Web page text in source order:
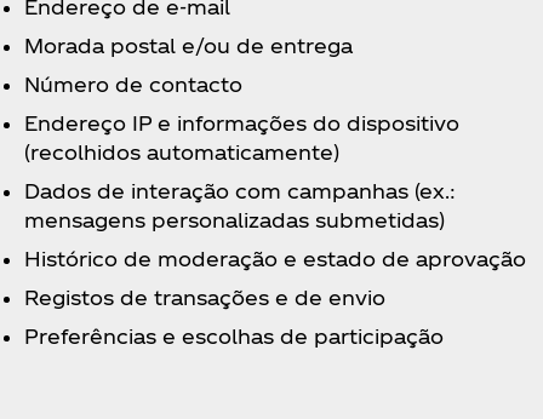
Endereço de e-mail
Morada postal e/ou de entrega
Número de contacto
Endereço IP e informações do dispositivo
(recolhidos automaticamente)
Dados de interação com campanhas (ex.:
mensagens personalizadas submetidas)
Histórico de moderação e estado de aprovação
Registos de transações e de envio
Preferências e escolhas de participação